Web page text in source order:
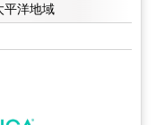
平洋地域
4.0の表示が必要です。